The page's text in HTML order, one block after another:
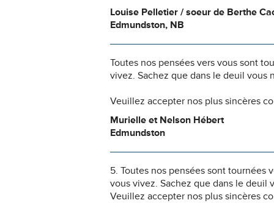
Louise Pelletier / soeur de Berthe
Edmundston, NB
Toutes nos pensées vers vous sont
vivez. Sachez que dans le deuil vous
Veuillez accepter nos plus sincères
Murielle et Nelson Hébert
Edmundston
5. Toutes nos pensées sont
vous vivez. Sachez que dans le deuil
Veuillez accepter nos plus sincères